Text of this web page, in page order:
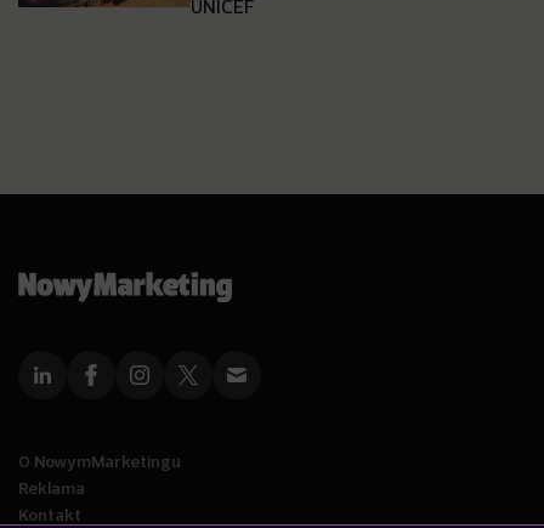
UNICEF
O NowymMarketingu
Reklama
Kontakt